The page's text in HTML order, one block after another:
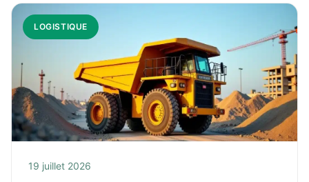
LOGISTIQUE
19 juillet 2026